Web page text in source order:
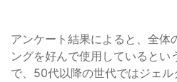
アンケート結果によると、全体
ングを好んで使用しているとい
で、50代以降の世代ではジェ